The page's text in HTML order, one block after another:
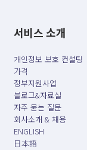
서비스 소개
개인정보 보호 컨설팅
가격
정부지원사업
블로그&자료실
자주 묻는 질문
회사소개 & 채용
ENGLISH
日本語